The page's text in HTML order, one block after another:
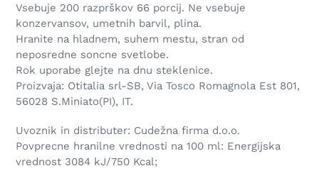
Vsebuje 200 razprškov 66 porcij. Ne vsebuje
konzervansov, umetnih barvil, plina.
Hranite na hladnem, suhem mestu, stran od
neposredne soncne svetlobe.
Rok uporabe glejte na dnu steklenice.
Proizvaja: Otitalia srl-SB, Via Tosco Romagnola Est 801,
56028 S.Miniato(PI), IT.
Uvoznik in distributer: Cudežna firma d.o.o.
Povprecne hranilne vrednosti na 100 ml: Energijska
vrednost 3084 kJ/750 Kcal;